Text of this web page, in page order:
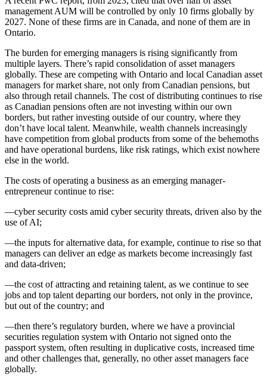
management AUM will be controlled by only 10 firms globally by
2027. None of these firms are in Canada, and none of them are in
Ontario.
The burden for emerging managers is rising significantly from
multiple layers. There’s rapid consolidation of asset managers
globally. These are competing with Ontario and local Canadian asset
managers for market share, not only from Canadian pensions, but
also through retail channels. The cost of distributing continues to rise
as Canadian pensions often are not investing within our own
borders, but rather investing outside of our country, where they
don’t have local talent. Meanwhile, wealth channels increasingly
have competition from global products from some of the behemoths
and have operational burdens, like risk ratings, which exist nowhere
else in the world.
The costs of operating a business as an emerging manager-
entrepreneur continue to rise:
—cyber security costs amid cyber security threats, driven also by the
use of AI;
—the inputs for alternative data, for example, continue to rise so that
managers can deliver an edge as markets become increasingly fast
and data-driven;
—the cost of attracting and retaining talent, as we continue to see
jobs and top talent departing our borders, not only in the province,
but out of the country; and
—then there’s regulatory burden, where we have a provincial
securities regulation system with Ontario not signed onto the
passport system, often resulting in duplicative costs, increased time
and other challenges that, generally, no other asset managers face
globally.